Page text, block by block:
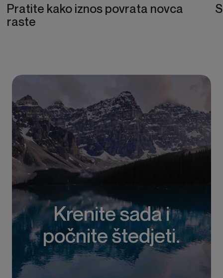
Pratite kako iznos povrata novca
raste
Krenite sada i
počnite štedjeti.